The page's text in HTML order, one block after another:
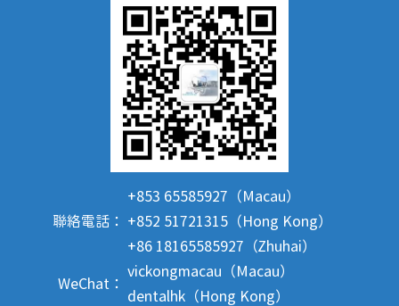
聯絡電話：
+853 65585927（Macau）
+852 51721315（Hong Kong）
+86 18165585927（Zhuhai）
WeChat：
vickongmacau（Macau）
dentalhk（Hong Kong）